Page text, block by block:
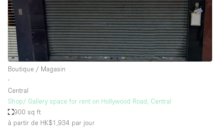
Boutique / Magasin
∙
Central
Shop/ Gallery space for rent on Hollywood Road, Central
900 sq ft
à partir de HK$1,934 par jour